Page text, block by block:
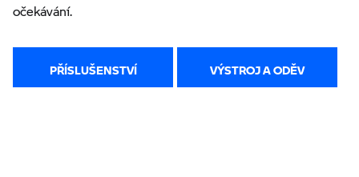
očekávání.
PŘÍSLUŠENSTVÍ VÝSTROJ A ODĚV